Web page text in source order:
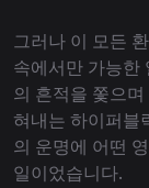
그러나 이 모든
속에서만 가능한
의 흔적을 쫓으
혀내는 하이퍼블
의 운명에 어떤
일이었습니다.